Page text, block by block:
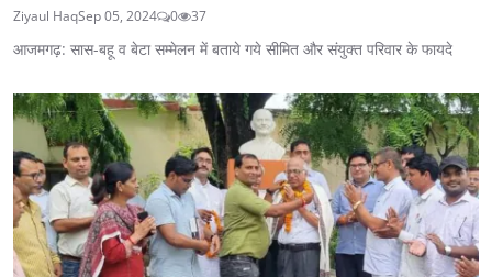
Ziyaul HaqSep 05, 2024 0 37
आजमगढ़: सास-बहू व बेटा सम्मेलन में बताये गये सीमित और संयुक्त परिवार के फायदे